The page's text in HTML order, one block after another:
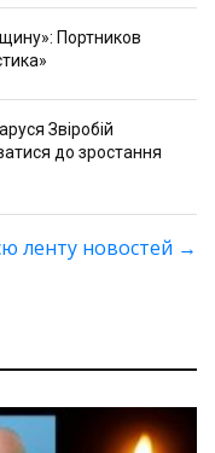
Портников
Звіробій
до зростання
ленту новостей →